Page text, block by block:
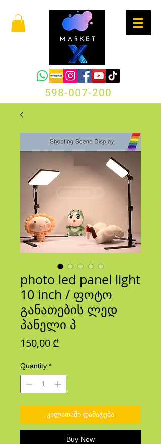
598-007-200
photo led panel light
10 inch / ფოტო
განათების ლედ
პანელი პ
150,00 ₾Price
Quantity *
კალათაში დამატება
Buy Now